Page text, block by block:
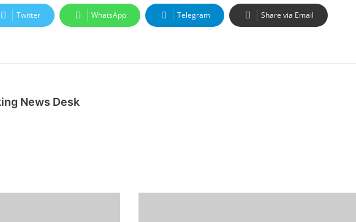
Twitter WhatsApp Telegram Share via Email
News Desk